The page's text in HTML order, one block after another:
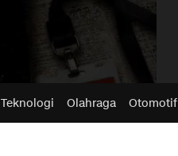
Teknologi Olahraga Otomotif